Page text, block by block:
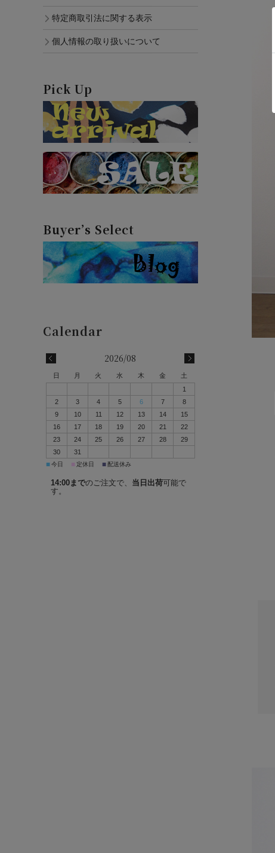
特定商取引法に関する表示
個人情報の取り扱いについて
Pick Up
Buyer’s Select
2026/08
日 月 火 水 木 金
土
1
2
3 4 5 6 7
8
9
10 11 12 13 14
15
16
17 18 19 20 21
22
23
24 25 26 27 28
29
30
31
■今日 ■ 定休日 ■配送休み
14:00までのご注文で、 当日出荷可能で
す。